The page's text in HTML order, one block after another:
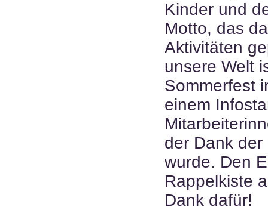
Kinder und
Motto, das
Aktivitäten
unsere Welt
Sommerfest
einem
der Dank
wurde. Den
Rappelkiste
Dank dafür!